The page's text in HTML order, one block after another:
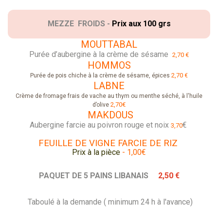
MEZZE FROIDS - Prix aux 100 grs
MOUTTABAL
Purée d’aubergine à la crème de sésame 2,70 €
HOMMOS
Purée de pois chiche à la crème de sésame, épices 2,70 €
LABNE
Crème de fromage frais de vache au thym ou menthe séché, à l'huile
d’olive 2,70€
MAKDOUS
Aubergine farcie au poivron rouge et noix 3,70€
FEUILLE DE VIGNE FARCIE DE RIZ
Prix à la pièce - 1,00€
PAQUET DE 5 PAINS LIBANAIS 2,50 €
Taboulé à la demande ( minimum 24 h à l'avance)